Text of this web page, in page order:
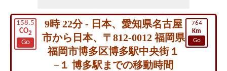
158.5
CO2
Go
764
Km
Go
9時 22分 - 日本、愛知県名古屋
市から日本、〒812-0012 福岡県
福岡市博多区博多駅中央街１
−１ 博多駅までの移動時間